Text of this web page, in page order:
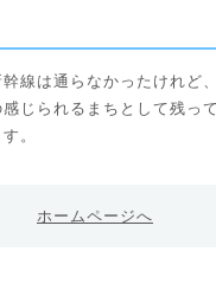
線は通らなかったけれど
じられるまちとして残っ
。
ホームページへ